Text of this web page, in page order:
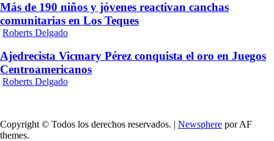
Más de 190 niños y jóvenes reactivan canchas
comunitarias en Los Teques
Roberts Delgado
Ajedrecista Vicmary Pérez conquista el oro en Juegos
Centroamericanos
Roberts Delgado
Copyright © Todos los derechos reservados. | Newsphere por AF
themes.